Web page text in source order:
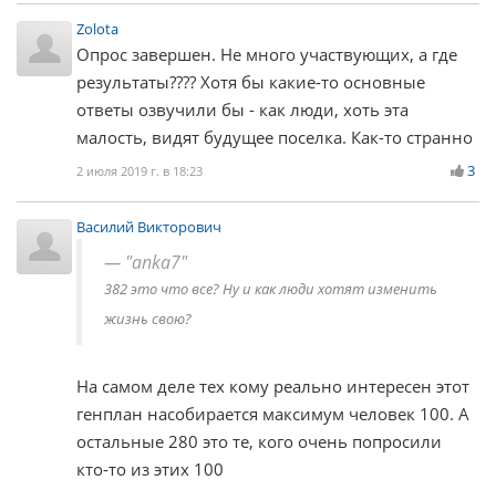
Zolota
Опрос завершен. Не много участвующих, а где
результаты???? Хотя бы какие-то основные
ответы озвучили бы - как люди, хоть эта
малость, видят будущее поселка. Как-то странно
2 июля 2019 г. в 18:23 3
Василий Викторович
"anka7"
382 это что все? Ну и как люди хотят изменить
жизнь свою?
На самом деле тех кому реально интересен этот
генплан насобирается максимум человек 100. А
остальные 280 это те, кого очень попросили
кто-то из этих 100